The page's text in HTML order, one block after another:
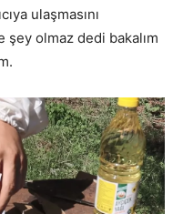
ulaşmasını
şey olmaz dedi bakalım